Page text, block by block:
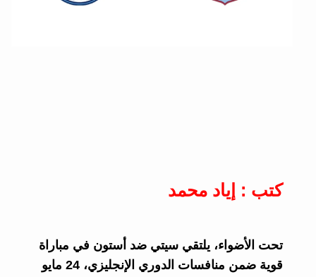
كتب : إياد محمد
تحت الأضواء، يلتقي سيتي ضد أستون في مباراة
قوية ضمن منافسات الدوري الإنجليزي، 24 مايو